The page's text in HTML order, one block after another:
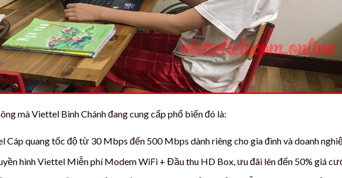
mà Viettel Bình Chánh đang cung cấp phổ biến đó là:
Cáp quang tốc độ từ 30 Mbps đến 500 Mbps dành riêng cho gia đình và doanh
hình Viettel Miễn phí Modem WiFi + Đầu thu HD Box, ưu đãi lên đến 50% giá